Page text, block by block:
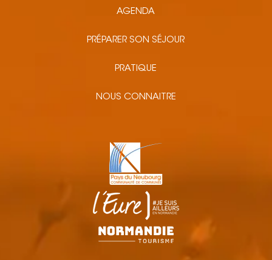
AGENDA
PRÉPARER SON SÉJOUR
PRATIQUE
NOUS CONNAITRE